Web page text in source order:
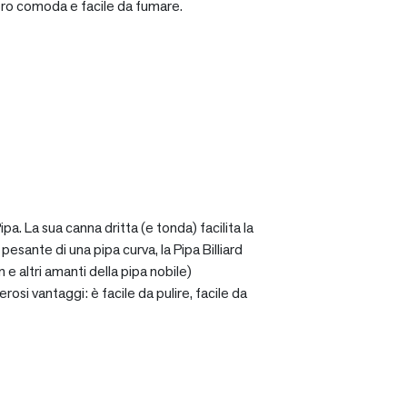
comoda e facile da fumare.
La sua canna dritta (e tonda) facilita la
di una pipa curva, la Pipa Billiard
e altri amanti della pipa nobile)
vantaggi: è facile da pulire, facile da